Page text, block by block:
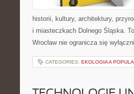
historii, kultury, architektury,
i miasteczkach Dolnego Śląska.
Wrocław nie ogranicza się
CATEGORIES: EKOLOGIA A